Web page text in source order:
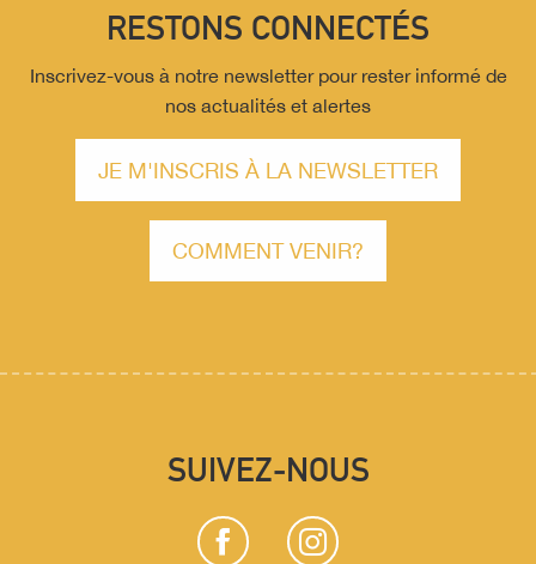
RESTONS CONNECTÉS
Inscrivez-vous à notre newsletter pour rester informé de
nos actualités et alertes
JE M'INSCRIS À LA NEWSLETTER
COMMENT VENIR?
SUIVEZ-NOUS